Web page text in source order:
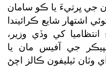
جي ڀرتيءَ يا ڪو سامان
اشتهار شايع ڪرائيندا
کي وڏي وزير،
جي آفيس مان يا
وٽان ٽيليفون ڪالز اچڻ